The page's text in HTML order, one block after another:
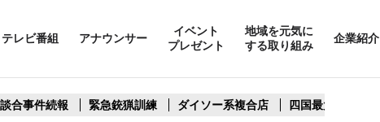
テレビ番組 アナウンサー
イベント
プレゼント
地域を元気に
する取り組み
企業紹介
合事件続報 緊急銃猟訓練 ダイソー系複合店 四国最大スリコ